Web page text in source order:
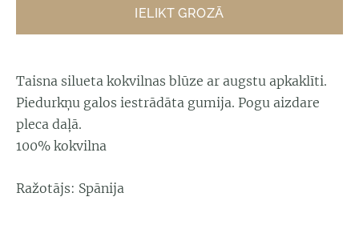
IELIKT GROZĀ
Taisna silueta kokvilnas blūze ar augstu apkaklīti.
Piedurkņu galos iestrādāta gumija. Pogu aizdare
pleca daļā.
100% kokvilna
Ražotājs: Spānija